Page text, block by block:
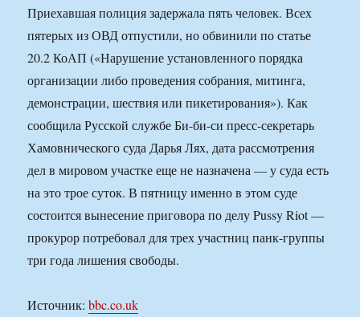
Приехавшая полиция задержала пять человек. Всех
пятерых из ОВД отпустили, но обвинили по статье
20.2 КоАП («Нарушение установленного порядка
организации либо проведения собрания, митинга,
демонстрации, шествия или пикетирования»). Как
сообщила Русской службе Би-би-си пресс-секретарь
Хамовнического суда Дарья Лях, дата рассмотрения
дел в мировом участке еще не назначена — у суда есть
на это трое суток. В пятницу именно в этом суде
состоится вынесение приговора по делу Pussy Riot —
прокурор потребовал для трех участниц панк-группы
три года лишения свободы.
Источник:bbc.co.uk